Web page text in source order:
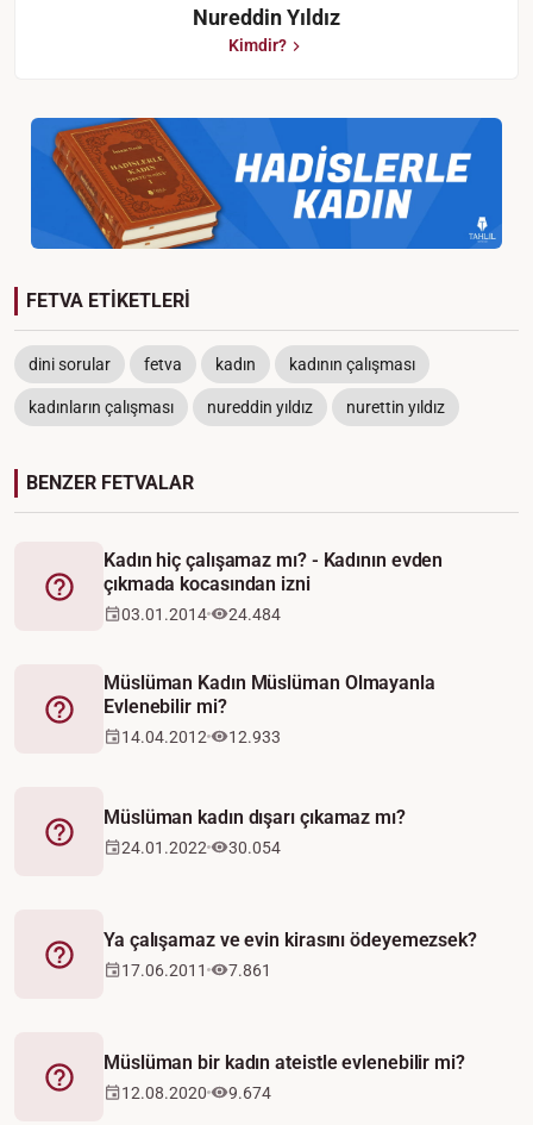
Nureddin Yıldız
Kimdir?
FETVA ETİKETLERİ
dini sorular fetva kadın kadının çalışması
kadınların çalışması nureddin yıldız nurettin yıldız
BENZER FETVALAR
Fetva
Kadın hiç çalışamaz mı? - Kadının evden
çıkmada kocasından izni
03.01.2014 24.484
Fetva
Müslüman Kadın Müslüman Olmayanla
Evlenebilir mi?
14.04.2012 12.933
Fetva
Müslüman kadın dışarı çıkamaz mı?
24.01.2022 30.054
Fetva
Ya çalışamaz ve evin kirasını ödeyemezsek?
17.06.2011 7.861
Fetva
Müslüman bir kadın ateistle evlenebilir mi?
12.08.2020 9.674